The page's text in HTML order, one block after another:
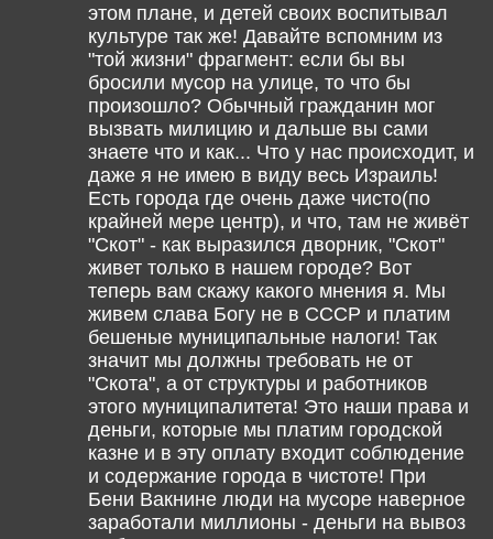
этом плане, и детей своих воспитывал
культуре так же! Давайте вспомним из
"той жизни" фрагмент: если бы вы
бросили мусор на улице, то что бы
произошло? Обычный гражданин мог
вызвать милицию и дальше вы сами
знаете что и как... Что у нас происходит, и
даже я не имею в виду весь Израиль!
Есть города где очень даже чисто(по
крайней мере центр), и что, там не живёт
"Скот" - как выразился дворник, "Скот"
живет только в нашем городе? Вот
теперь вам скажу какого мнения я. Мы
живем слава Богу не в СССР и платим
бешеные муниципальные налоги! Так
значит мы должны требовать не от
"Скота", а от структуры и работников
этого муниципалитета! Это наши права и
деньги, которые мы платим городской
казне и в эту оплату входит соблюдение
и содержание города в чистоте! При
Бени Вакнине люди на мусоре наверное
заработали миллионы - деньги на вывоз